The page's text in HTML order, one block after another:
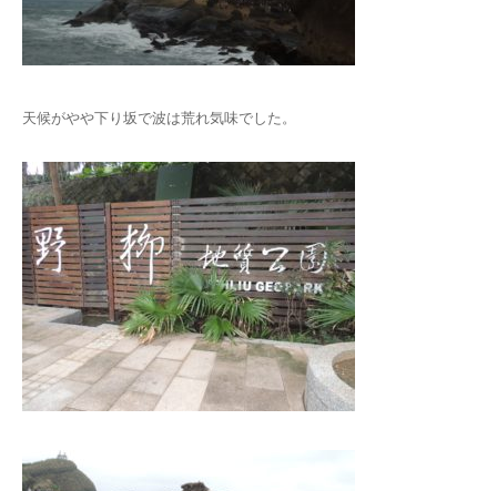
天候がやや下り坂で波は荒れ気味でした。